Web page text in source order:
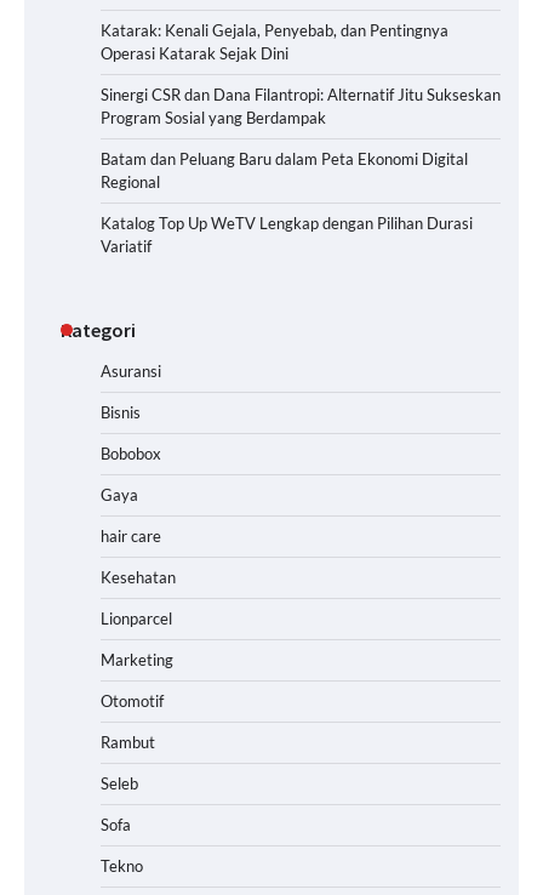
Katarak: Kenali Gejala, Penyebab, dan Pentingnya
Operasi Katarak Sejak Dini
Sinergi CSR dan Dana Filantropi: Alternatif Jitu Sukseskan
Program Sosial yang Berdampak
Batam dan Peluang Baru dalam Peta Ekonomi Digital
Regional
Katalog Top Up WeTV Lengkap dengan Pilihan Durasi
Variatif
Kategori
Asuransi
Bisnis
Bobobox
Gaya
hair care
Kesehatan
Lionparcel
Marketing
Otomotif
Rambut
Seleb
Sofa
Tekno